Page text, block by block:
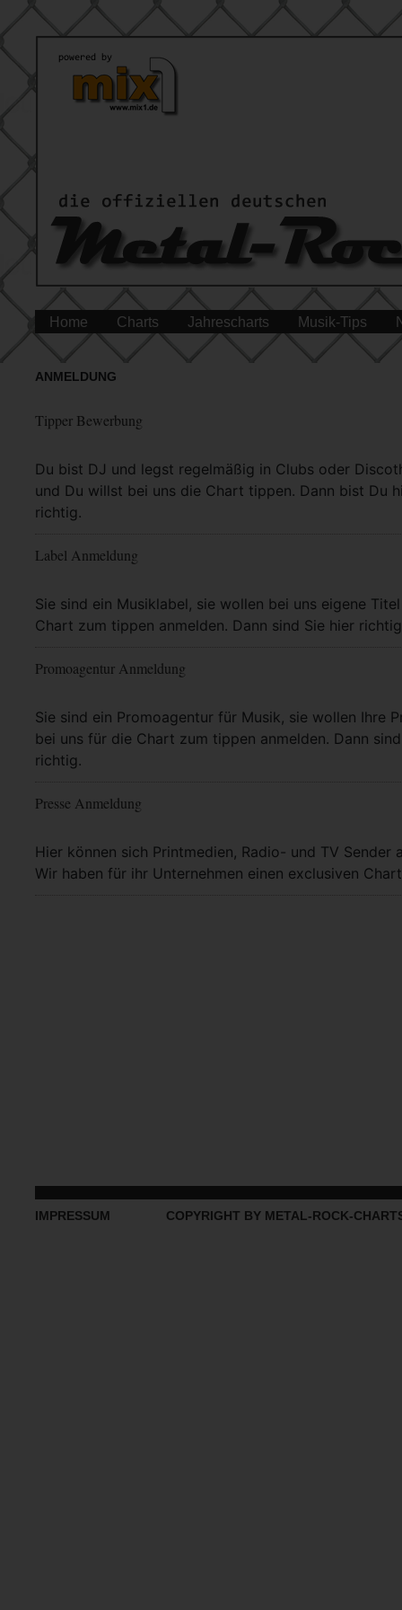
Home Charts Jahrescharts Musik-Tips
ANMELDUNG
Tipper Bewerbung
Du bist DJ und legst regelmäßig in Clubs oder
und Du willst bei uns die Chart tippen. Dann bist Du
richtig.
Mehr Info
Label Anmeldung
Sie sind ein Musiklabel, sie wollen bei uns eigene
Chart zum tippen anmelden. Dann sind Sie hier
Mehr Info
Promoagentur Anmeldung
Sie sind ein Promoagentur für Musik, sie wollen Ihre
bei uns für die Chart zum tippen anmelden. Dann
richtig.
Mehr Info
Presse Anmeldung
Hier können sich Printmedien, Radio- und TV Sender
Wir haben für ihr Unternehmen einen exclusiven
Mehr Info
IMPRESSUM COPYRIGHT BY METAL-ROCK-